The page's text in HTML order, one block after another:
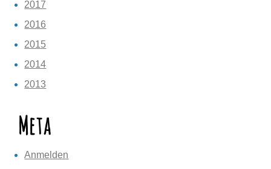
2017
2016
2015
2014
2013
Meta
Anmelden